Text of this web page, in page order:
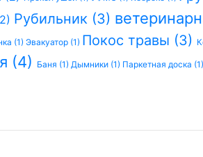
Рубильник (3)
(1) Эвакуатор (1) Покос травы (3)
(4) Баня (1) Дымники (1) Паркетная доска (1)